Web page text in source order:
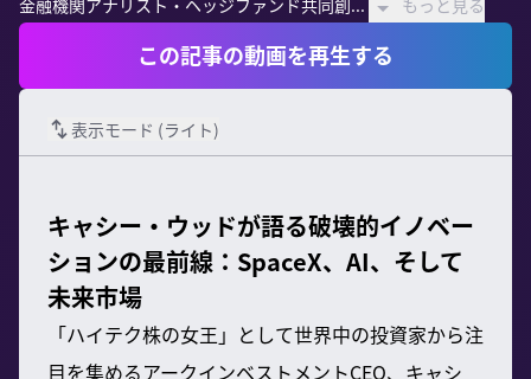
金融機関アナリスト・ヘッジファンド共同創...
もっと見る
この記事の動画を再生する
表示モード (ライト)
キャシー・ウッドが語る破壊的イノベー
ションの最前線：SpaceX、AI、そして
未来市場
「ハイテク株の女王」として世界中の投資家から注
目を集めるアークインベストメントCEO、キャシ